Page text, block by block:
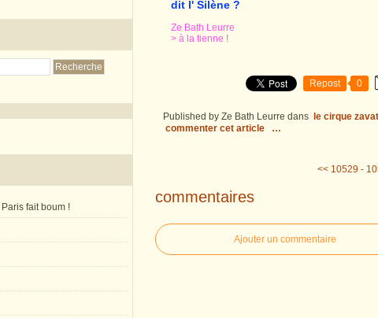
fait boum !
dit l' Silène ?
Ze Bath Leurre
> à la tienne !
Repost 0
Published by Ze Bath Leurre dans le cirque
commenter cet article
…
<< 10529 -
commentaires
Ajouter un commentaire